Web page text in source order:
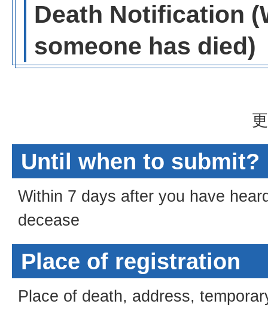
Death Notification
someone has died)
Until when to submit?
Within 7 days after you have
decease
Place of registration
Place of death, address,